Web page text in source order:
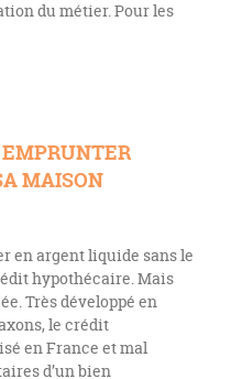
du métier. Pour les
MAISON
en argent liquide sans le
hypothécaire. Mais
Très développé en
le crédit
en France et mal
d’un bien